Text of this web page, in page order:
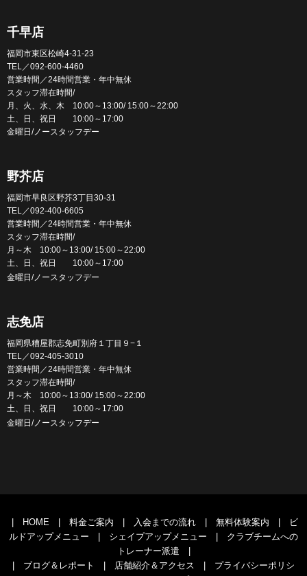
千早店
福岡市東区松崎4-31-23
TEL／092-600-4460
営業時間／24時間営業・年中無休
スタッフ滞在時間/
月、火、水、木 10:00～13:00/ 15:00～22:00
土、日、祝日 10:00～17:00
金曜日/ノースタッフデー
野芥店
福岡市早良区野芥3丁目30-31
TEL／092-400-6605
営業時間／24時間営業・年中無休
スタッフ滞在時間/
月～木 10:00～13:00/ 15:00～22:00
土、日、祝日 10:00～17:00
金曜日/ノースタッフデー
志免店
福岡県糟屋郡志免町別府１丁目９−１
TEL／092-405-3010
営業時間／24時間営業・年中無休
スタッフ滞在時間/
月～木 10:00～13:00/ 15:00～22:00
土、日、祝日 10:00～17:00
金曜日/ノースタッフデー
HOME 料金ご案内 入会までの流れ 無料体験案内
ビ
ルドアップメニュー
シェイプアップメニュー
クラブチームへの
トレーナー派遣
ブログ＆レポート 店舗紹介＆アクセス
プライバシーポリシ